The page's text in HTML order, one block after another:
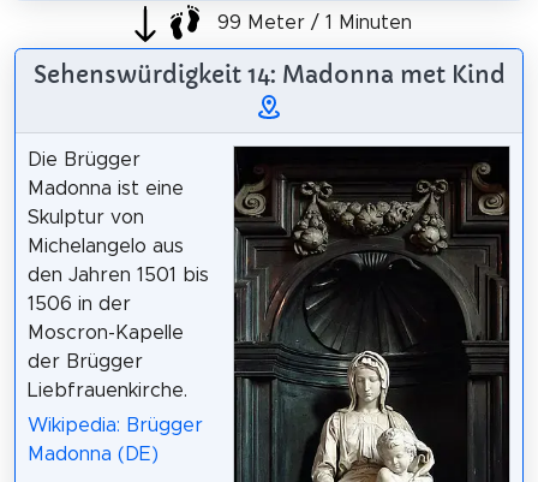
99 Meter / 1 Minuten
Sehenswürdigkeit 14: Madonna met Kind
Die Brügger
Madonna ist eine
Skulptur von
Michelangelo aus
den Jahren 1501 bis
1506 in der
Moscron-Kapelle
der Brügger
Liebfrauenkirche.
Wikipedia: Brügger
Madonna (DE)